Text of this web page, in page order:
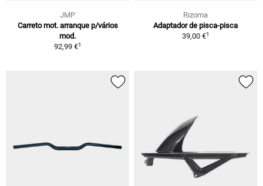
JMP
Carreto mot. arranque p/vários
mod.
92,99 €1
Rizoma
Adaptador de pisca-pisca
39,00 €1